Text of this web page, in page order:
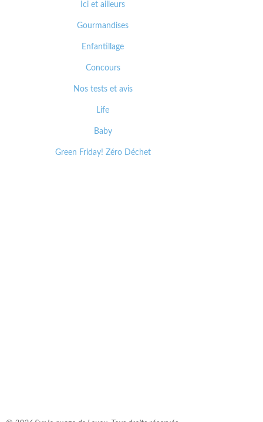
Ici et ailleurs
Gourmandises
Enfantillage
Concours
Nos tests et avis
Life
Baby
Green Friday! Zéro Déchet